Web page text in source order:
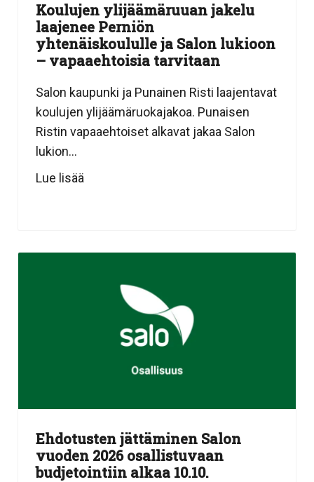
Koulujen ylijäämäruuan jakelu
laajenee Perniön
yhtenäiskoululle ja Salon lukioon
– vapaaehtoisia tarvitaan
Salon kaupunki ja Punainen Risti laajentavat
koulujen ylijäämäruokajakoa. Punaisen
Ristin vapaaehtoiset alkavat jakaa Salon
lukion...
Lue lisää
Ehdotusten jättäminen Salon
vuoden 2026 osallistuvaan
budjetointiin alkaa 10.10.